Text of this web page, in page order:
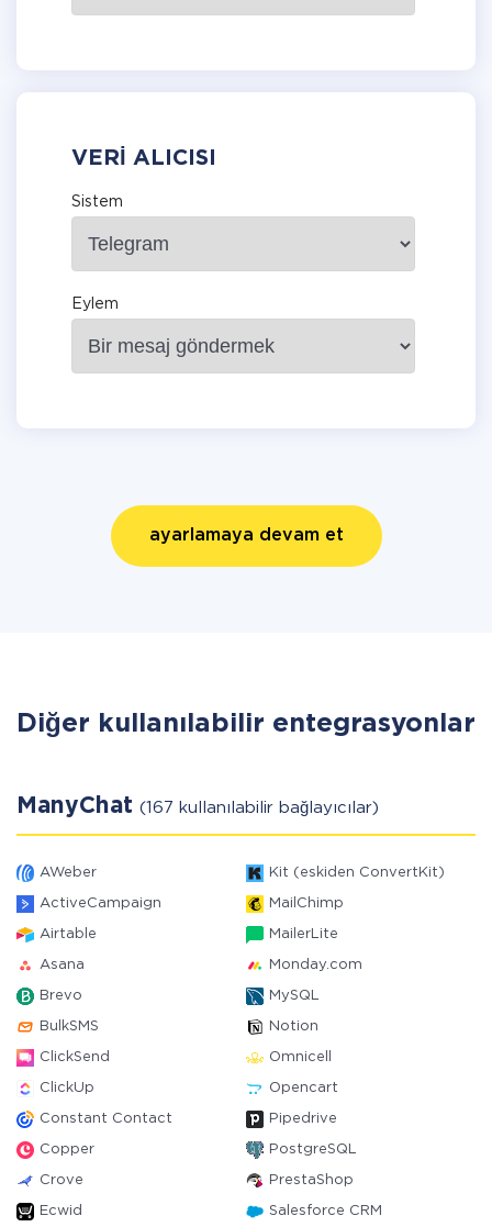
VERI ALICISI
Sistem
Eylem
ayarlamaya devam et
Diğer kullanılabilir entegrasyonlar
ManyChat (167 kullanılabilir bağlayıcılar)
AWeber Kit (eskiden ConvertKit)
ActiveCampaign MailChimp
Airtable MailerLite
Asana Monday.com
Brevo MySQL
BulkSMS Notion
ClickSend Omnicell
ClickUp Opencart
Constant Contact Pipedrive
Copper PostgreSQL
Crove PrestaShop
Ecwid Salesforce CRM